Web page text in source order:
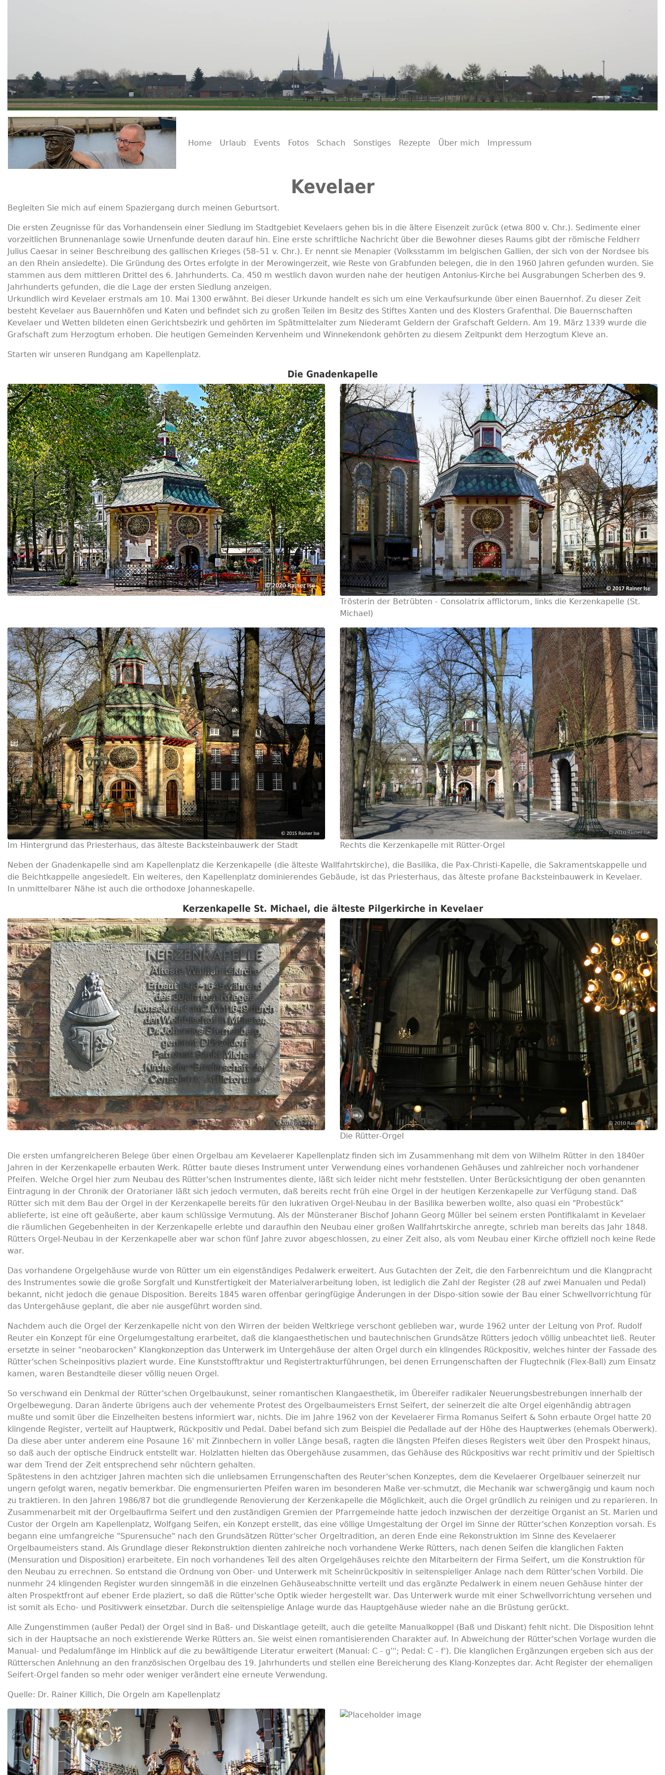
Home Urlaub Events Fotos Schach Sonstiges Rezepte Über mich Impressum
Kevelaer
Begleiten Sie mich auf einem Spaziergang durch meinen Geburtsort.
Die ersten Zeugnisse für das Vorhandensein einer Siedlung im Stadtgebiet Kevelaers gehen bis in die ältere Eisenzeit zurück (etwa 800 v. Chr.). Sedimente einer
vorzeitlichen Brunnenanlage sowie Urnenfunde deuten darauf hin. Eine erste schriftliche Nachricht über die Bewohner dieses Raums gibt der römische Feldherr
Julius Caesar in seiner Beschreibung des gallischen Krieges (58–51 v. Chr.). Er nennt sie Menapier (Volksstamm im belgischen Gallien, der sich von der Nordsee bis
an den Rhein ansiedelte). Die Gründung des Ortes erfolgte in der Merowingerzeit, wie Reste von Grabfunden belegen, die in den 1960 Jahren gefunden wurden. Sie
stammen aus dem mittleren Drittel des 6. Jahrhunderts. Ca. 450 m westlich davon wurden nahe der heutigen Antonius-Kirche bei Ausgrabungen Scherben des 9.
Jahrhunderts gefunden, die die Lage der ersten Siedlung anzeigen.
Urkundlich wird Kevelaer erstmals am 10. Mai 1300 erwähnt. Bei dieser Urkunde handelt es sich um eine Verkaufsurkunde über einen Bauernhof. Zu dieser Zeit
besteht Kevelaer aus Bauernhöfen und Katen und befindet sich zu großen Teilen im Besitz des Stiftes Xanten und des Klosters Grafenthal. Die Bauernschaften
Kevelaer und Wetten bildeten einen Gerichtsbezirk und gehörten im Spätmittelalter zum Niederamt Geldern der Grafschaft Geldern. Am 19. März 1339 wurde die
Grafschaft zum Herzogtum erhoben. Die heutigen Gemeinden Kervenheim und Winnekendonk gehörten zu diesem Zeitpunkt dem Herzogtum Kleve an.
Starten wir unseren Rundgang am Kapellenplatz.
Die Gnadenkapelle
Trösterin der Betrübten - Consolatrix afflictorum, links die Kerzenkapelle (St.
Michael)
Im Hintergrund das Priesterhaus, das älteste Backsteinbauwerk der Stadt Rechts die Kerzenkapelle mit Rütter-Orgel
Neben der Gnadenkapelle sind am Kapellenplatz die Kerzenkapelle (die älteste Wallfahrtskirche), die Basilika, die Pax-Christi-Kapelle, die Sakramentskappelle und
die Beichtkappelle angesiedelt. Ein weiteres, den Kapellenplatz dominierendes Gebäude, ist das Priesterhaus, das älteste profane Backsteinbauwerk in Kevelaer.
In unmittelbarer Nähe ist auch die orthodoxe Johanneskapelle.
Kerzenkapelle St. Michael, die älteste Pilgerkirche in Kevelaer
Die Rütter-Orgel
Die ersten umfangreicheren Belege über einen Orgelbau am Kevelaerer Kapellenplatz finden sich im Zusammenhang mit dem von Wilhelm Rütter in den 1840er
Jahren in der Kerzenkapelle erbauten Werk. Rütter baute dieses Instrument unter Verwendung eines vorhandenen Gehäuses und zahlreicher noch vorhandener
Pfeifen. Welche Orgel hier zum Neubau des Rütter'schen Instrumentes diente, läßt sich leider nicht mehr feststellen. Unter Berücksichtigung der oben genannten
Eintragung in der Chronik der Oratorianer läßt sich jedoch vermuten, daß bereits recht früh eine Orgel in der heutigen Kerzenkapelle zur Verfügung stand. Daß
Rütter sich mit dem Bau der Orgel in der Kerzenkapelle bereits für den lukrativen Orgel-Neubau in der Basilika bewerben wollte, also quasi ein "Probestück"
ablieferte, ist eine oft geäußerte, aber kaum schlüssige Vermutung. Als der Münsteraner Bischof Johann Georg Müller bei seinem ersten Pontifikalamt in Kevelaer
die räumlichen Gegebenheiten in der Kerzenkapelle erlebte und daraufhin den Neubau einer großen Wallfahrtskirche anregte, schrieb man bereits das Jahr 1848.
Rütters Orgel-Neubau in der Kerzenkapelle aber war schon fünf Jahre zuvor abgeschlossen, zu einer Zeit also, als vom Neubau einer Kirche offiziell noch keine Rede
war.
Das vorhandene Orgelgehäuse wurde von Rütter um ein eigenständiges Pedalwerk erweitert. Aus Gutachten der Zeit, die den Farbenreichtum und die Klangpracht
des Instrumentes sowie die große Sorgfalt und Kunstfertigkeit der Materialverarbeitung loben, ist lediglich die Zahl der Register (28 auf zwei Manualen und Pedal)
bekannt, nicht jedoch die genaue Disposition. Bereits 1845 waren offenbar geringfügige Änderungen in der Dispo-sition sowie der Bau einer Schwellvorrichtung für
das Untergehäuse geplant, die aber nie ausgeführt worden sind.
Nachdem auch die Orgel der Kerzenkapelle nicht von den Wirren der beiden Weltkriege verschont geblieben war, wurde 1962 unter der Leitung von Prof. Rudolf
Reuter ein Konzept für eine Orgelumgestaltung erarbeitet, daß die klangaesthetischen und bautechnischen Grundsätze Rütters jedoch völlig unbeachtet ließ. Reuter
ersetzte in seiner "neobarocken" Klangkonzeption das Unterwerk im Untergehäuse der alten Orgel durch ein klingendes Rückpositiv, welches hinter der Fassade des
Rütter'schen Scheinpositivs plaziert wurde. Eine Kunststofftraktur und Registertrakturführungen, bei denen Errungenschaften der Flugtechnik (Flex-Ball) zum Einsatz
kamen, waren Bestandteile dieser völlig neuen Orgel.
So verschwand ein Denkmal der Rütter'schen Orgelbaukunst, seiner romantischen Klangaesthetik, im Übereifer radikaler Neuerungsbestrebungen innerhalb der
Orgelbewegung. Daran änderte übrigens auch der vehemente Protest des Orgelbaumeisters Ernst Seifert, der seinerzeit die alte Orgel eigenhändig abtragen
mußte und somit über die Einzelheiten bestens informiert war, nichts. Die im Jahre 1962 von der Kevelaerer Firma Romanus Seifert & Sohn erbaute Orgel hatte 20
klingende Register, verteilt auf Hauptwerk, Rückpositiv und Pedal. Dabei befand sich zum Beispiel die Pedallade auf der Höhe des Hauptwerkes (ehemals Oberwerk).
Da diese aber unter anderem eine Posaune 16' mit Zinnbechern in voller Länge besaß, ragten die längsten Pfeifen dieses Registers weit über den Prospekt hinaus,
so daß auch der optische Eindruck entstellt war. Holzlatten hielten das Obergehäuse zusammen, das Gehäuse des Rückpositivs war recht primitiv und der Spieltisch
war dem Trend der Zeit entsprechend sehr nüchtern gehalten.
Spätestens in den achtziger Jahren machten sich die unliebsamen Errungenschaften des Reuter'schen Konzeptes, dem die Kevelaerer Orgelbauer seinerzeit nur
ungern gefolgt waren, negativ bemerkbar. Die engmensurierten Pfeifen waren im besonderen Maße ver-schmutzt, die Mechanik war schwergängig und kaum noch
zu traktieren. In den Jahren 1986/87 bot die grundlegende Renovierung der Kerzenkapelle die Möglichkeit, auch die Orgel gründlich zu reinigen und zu reparieren. In
Zusammenarbeit mit der Orgelbaufirma Seifert und den zuständigen Gremien der Pfarrgemeinde hatte jedoch inzwischen der derzeitige Organist an St. Marien und
Custor der Orgeln am Kapellenplatz, Wolfgang Seifen, ein Konzept erstellt, das eine völlige Umgestaltung der Orgel im Sinne der Rütter'schen Konzeption vorsah. Es
begann eine umfangreiche "Spurensuche" nach den Grundsätzen Rütter'scher Orgeltradition, an deren Ende eine Rekonstruktion im Sinne des Kevelaerer
Orgelbaumeisters stand. Als Grundlage dieser Rekonstruktion dienten zahlreiche noch vorhandene Werke Rütters, nach denen Seifen die klanglichen Fakten
(Mensuration und Disposition) erarbeitete. Ein noch vorhandenes Teil des alten Orgelgehäuses reichte den Mitarbeitern der Firma Seifert, um die Konstruktion für
den Neubau zu errechnen. So entstand die Ordnung von Ober- und Unterwerk mit Scheinrückpositiv in seitenspieliger Anlage nach dem Rütter'schen Vorbild. Die
nunmehr 24 klingenden Register wurden sinngemäß in die einzelnen Gehäuseabschnitte verteilt und das ergänzte Pedalwerk in einem neuen Gehäuse hinter der
alten Prospektfront auf ebener Erde plaziert, so daß die Rütter'sche Optik wieder hergestellt war. Das Unterwerk wurde mit einer Schwellvorrichtung versehen und
ist somit als Echo- und Positivwerk einsetzbar. Durch die seitenspielige Anlage wurde das Hauptgehäuse wieder nahe an die Brüstung gerückt.
Alle Zungenstimmen (außer Pedal) der Orgel sind in Baß- und Diskantlage geteilt, auch die geteilte Manualkoppel (Baß und Diskant) fehlt nicht. Die Disposition lehnt
sich in der Hauptsache an noch existierende Werke Rütters an. Sie weist einen romantisierenden Charakter auf. In Abweichung der Rütter'schen Vorlage wurden die
Manual- und Pedalumfänge im Hinblick auf die zu bewältigende Literatur erweitert (Manual: C - g'''; Pedal: C - f'). Die klanglichen Ergänzungen ergeben sich aus der
Rütterschen Anlehnung an den französischen Orgelbau des 19. Jahrhunderts und stellen eine Bereicherung des Klang-Konzeptes dar. Acht Register der ehemaligen
Seifert-Orgel fanden so mehr oder weniger verändert eine erneute Verwendung.
Quelle: Dr. Rainer Killich, Die Orgeln am Kapellenplatz